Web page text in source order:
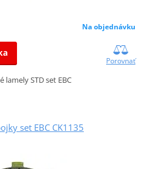
Na objednávku
Porovnať
lamely STD set EBC
set EBC CK1135